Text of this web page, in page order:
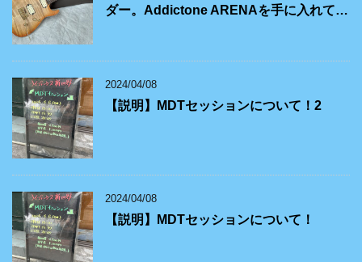
ダー。Addictone ARENAを手に入れて…
2024/04/08
【説明】MDTセッションについて！2
2024/04/08
【説明】MDTセッションについて！